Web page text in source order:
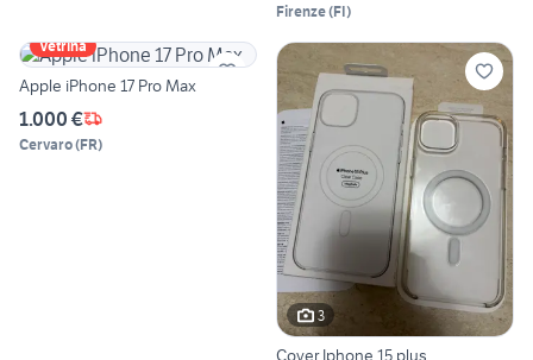
Firenze(FI)
Vetrina
Apple iPhone 17 Pro Max
1.000 €
Cervaro(FR)
3
Cover Iphone 15 plus